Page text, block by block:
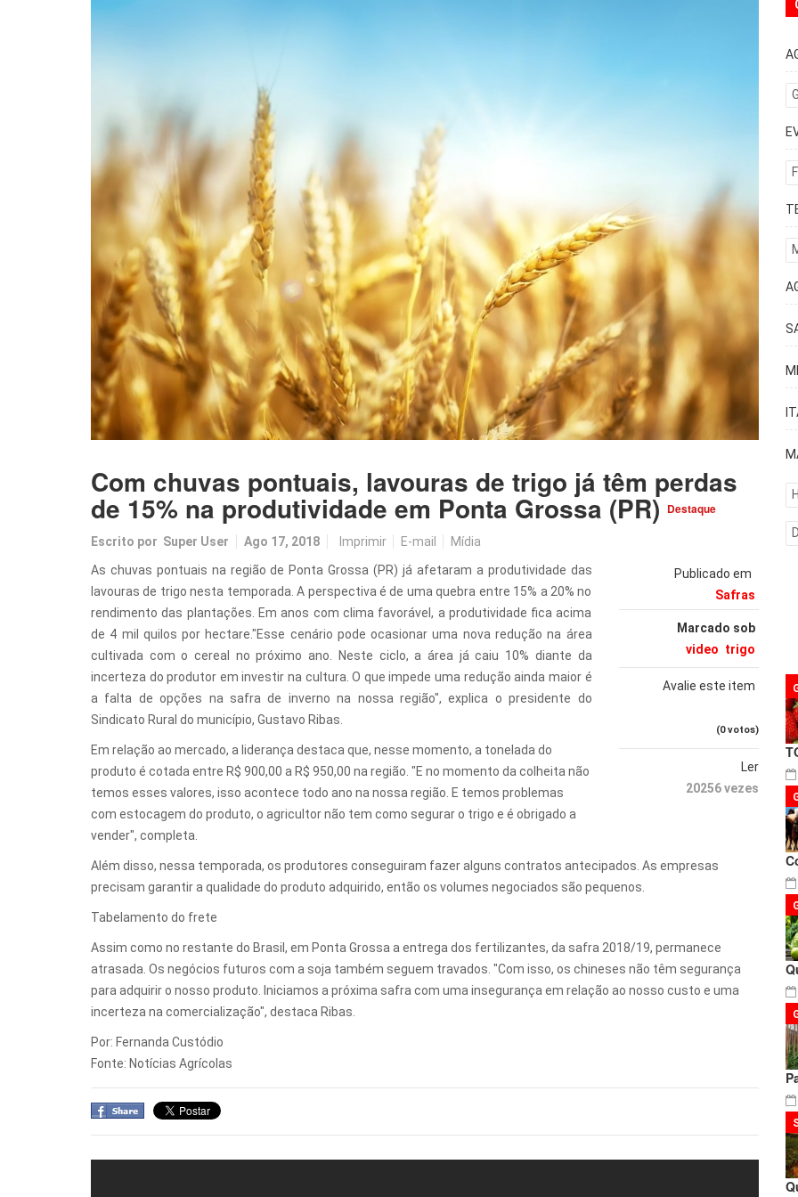
Com chuvas pontuais, lavouras de trigo já têm perdas
de 15% na produtividade em Ponta Grossa (PR) Destaque
Escrito por Super User Ago 17, 2018 Imprimir E-mail Mídia
Publicado em
Safras
Marcado sob
video trigo
Avalie este item
(0 votos)
Ler
20256 vezes
As chuvas pontuais na região de Ponta Grossa (PR) já afetaram a produtividade das
lavouras de trigo nesta temporada. A perspectiva é de uma quebra entre 15% a 20% no
rendimento das plantações. Em anos com clima favorável, a produtividade fica acima
de 4 mil quilos por hectare."Esse cenário pode ocasionar uma nova redução na área
cultivada com o cereal no próximo ano. Neste ciclo, a área já caiu 10% diante da
incerteza do produtor em investir na cultura. O que impede uma redução ainda maior é
a falta de opções na safra de inverno na nossa região", explica o presidente do
Sindicato Rural do município, Gustavo Ribas.
Em relação ao mercado, a liderança destaca que, nesse momento, a tonelada do
produto é cotada entre R$ 900,00 a R$ 950,00 na região. "E no momento da colheita não
temos esses valores, isso acontece todo ano na nossa região. E temos problemas
com estocagem do produto, o agricultor não tem como segurar o trigo e é obrigado a
vender", completa.
Além disso, nessa temporada, os produtores conseguiram fazer alguns contratos antecipados. As empresas
precisam garantir a qualidade do produto adquirido, então os volumes negociados são pequenos.
Tabelamento do frete
Assim como no restante do Brasil, em Ponta Grossa a entrega dos fertilizantes, da safra 2018/19, permanece
atrasada. Os negócios futuros com a soja também seguem travados. "Com isso, os chineses não têm segurança
para adquirir o nosso produto. Iniciamos a próxima safra com uma insegurança em relação ao nosso custo e uma
incerteza na comercialização", destaca Ribas.
Por: Fernanda Custódio
Fonte: Notícias Agrícolas